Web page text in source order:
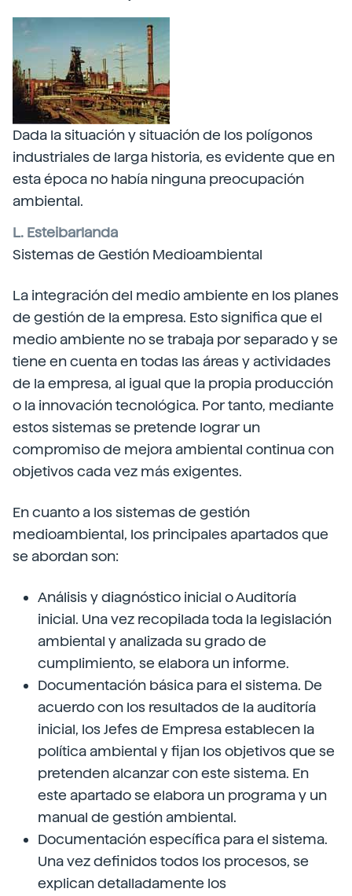
Dada la situación y situación de los polígonos
industriales de larga historia, es evidente que en
esta época no había ninguna preocupación
ambiental.
L. Esteibarlanda
Sistemas de Gestión Medioambiental
La integración del medio ambiente en los planes
de gestión de la empresa. Esto significa que el
medio ambiente no se trabaja por separado y se
tiene en cuenta en todas las áreas y actividades
de la empresa, al igual que la propia producción
o la innovación tecnológica. Por tanto, mediante
estos sistemas se pretende lograr un
compromiso de mejora ambiental continua con
objetivos cada vez más exigentes.
En cuanto a los sistemas de gestión
medioambiental, los principales apartados que
se abordan son:
Análisis y diagnóstico inicial o Auditoría
inicial. Una vez recopilada toda la legislación
ambiental y analizada su grado de
cumplimiento, se elabora un informe.
Documentación básica para el sistema. De
acuerdo con los resultados de la auditoría
inicial, los Jefes de Empresa establecen la
política ambiental y fijan los objetivos que se
pretenden alcanzar con este sistema. En
este apartado se elabora un programa y un
manual de gestión ambiental.
Documentación específica para el sistema.
Una vez definidos todos los procesos, se
explican detalladamente los